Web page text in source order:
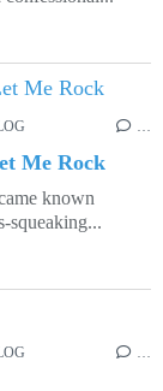
…
Me Rock
known
squeaking...
…